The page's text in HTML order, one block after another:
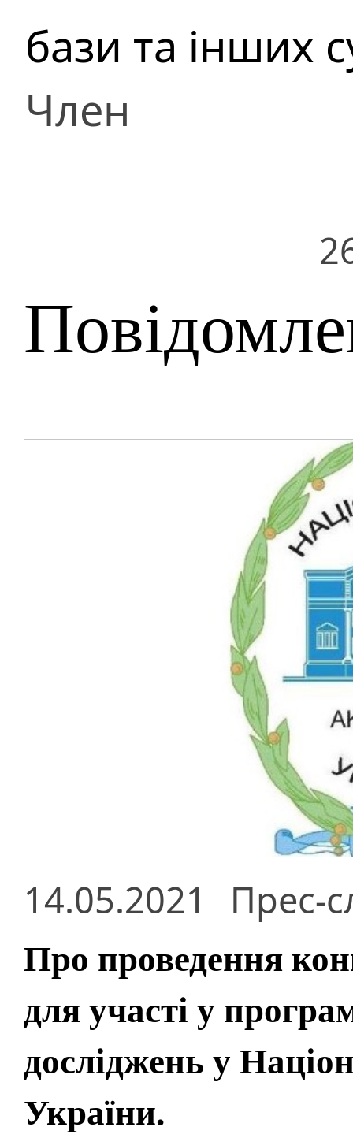
бази та інших
Член
14.05.2021 Прес-
Про проведення
для участі у
досліджень у
України.